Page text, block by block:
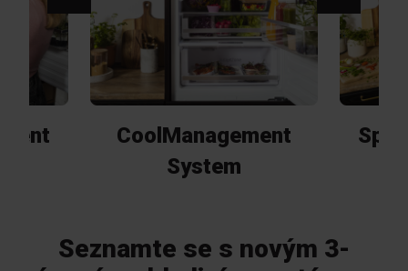
CoolManagement
System
Seznamte se s novým 3-